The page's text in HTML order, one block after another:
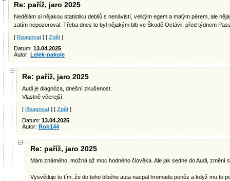
Re: paříž, jaro 2025
Nedělám si nějakou statistiku debilů s nenávistí, velkým egem a malým pérem, ale
zatím nepozoroval. Třeba dnes to byl nějakým blb ve Škodě Octávii, před týdnem
[ Reagovat ] [ Zpět ]
Datum: 13.04.2025
Autor: Lelek-nakole
Re: paříž, jaro 2025
Audi je diagnóza, dnešní zkušenost.
Vlastně včerejší.
[ Reagovat ] [ Zpět ]
Datum: 13.04.2025
Autor: Rob144
Re: paříž, jaro 2025
Mám známého, možná až moc hodného člověka. Ale jak sedne do Audi, změní
Vysvětluje to tím, že do toho blbého auta nacpal hromadu peněz a když mu to